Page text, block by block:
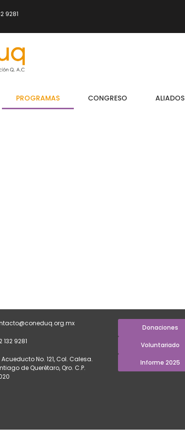
9281
PROGRAMAS CONGRESO ALIADOS
132 9281
Acueducto No. 121, Col. Calesa.
de Querétaro, Qro. C.P.
Donaciones
Voluntariado
Informe 2025